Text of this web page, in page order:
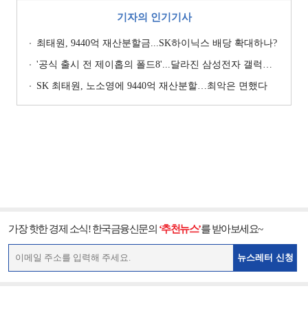
기자의 인기기사
최태원, 9440억 재산분할금...SK하이닉스 배당 확대하나?
'공식 출시 전 제이홉의 폴드8'...달라진 삼성전자 갤럭시 마케팅?
SK 최태원, 노소영에 9440억 재산분할…최악은 면했다
가장 핫한 경제 소식! 한국금융신문의 ‘추천뉴스’를 받아보세요~
뉴스레터 신청